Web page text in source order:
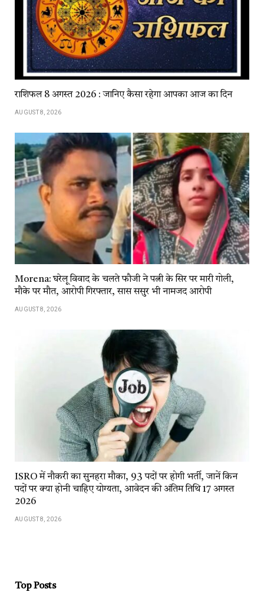
राशिफल 8 अगस्त 2026 : जानिए कैसा रहेगा आपका आज का दिन
AUGUST 8, 2026
Morena: घरेलू विवाद के चलते फौजी ने पत्नी के सिर पर मारी गोली,
मौके पर मौत, आरोपी गिरफ्तार, सास ससुर भी नामजद आरोपी
AUGUST 8, 2026
ISRO में नौकरी का सुनहरा मौका, 93 पदों पर होगी भर्ती, जानें किन
पदों पर क्या होनी चाहिए योग्यता, आवेदन की अंतिम तिथि 17 अगस्त
2026
AUGUST 8, 2026
Top Posts